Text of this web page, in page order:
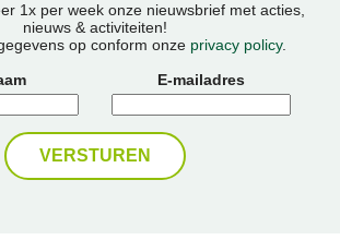
1x per week onze nieuwsbrief met acties,
nieuws & activiteiten!
op conform onze privacy policy.
E-mailadres